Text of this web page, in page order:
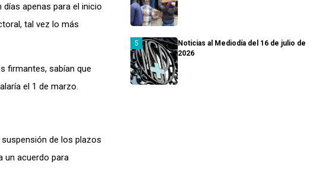
apenas para el inicio
tal vez lo más
firmantes, sabían que
el 1 de marzo.
de los plazos
un acuerdo para
Noticias al Mediodía del 16 de julio de
2026